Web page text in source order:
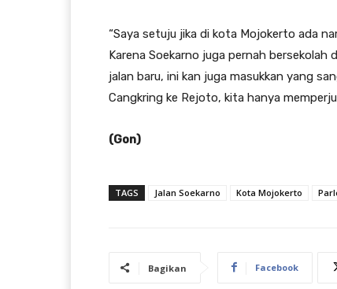
“Saya setuju jika di kota Mojokerto ada
Karena Soekarno juga pernah
jalan baru, ini kan juga masukkan yang
Cangkring ke Rejoto, kita hanya
(Gon)
TAGS Jalan Soekarno Kota Mojokerto
Bagikan Facebook